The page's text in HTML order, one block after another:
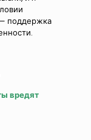
— поддержка
вредят